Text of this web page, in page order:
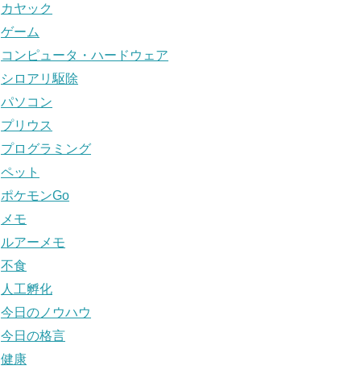
カヤック
ゲーム
コンピュータ・ハードウェア
シロアリ駆除
パソコン
プリウス
プログラミング
ペット
ポケモンGo
メモ
ルアーメモ
不食
人工孵化
今日のノウハウ
今日の格言
健康